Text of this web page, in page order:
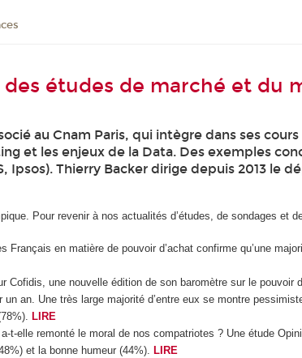
études de marché et du
au Cnam Paris, qui intègre dans ses
et les enjeux de la Data. Des exemples
Ipsos). Thierry Backer dirige depuis 2013 le
Pour revenir à nos actualités d’études, de sondages et
Français en matière de pouvoir d’achat confirme qu’une
Cofidis, une nouvelle édition de son baromètre sur le
an. Une très large majorité d’entre eux se montre
LIRE
t-elle remonté le moral de nos compatriotes ? Une étude
et la bonne humeur (44%). LIRE